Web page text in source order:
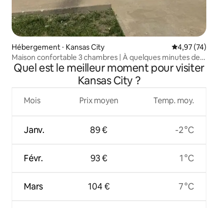
Hébergement ⋅ Kansas City Évaluation
4,97 (74)
Maison confortable 3 chambres | À quelques minutes de
Legends
Quel est le meilleur moment pour visiter
Kansas City ?
Mois
Janv.
Févr.
Mars
Prix moyen
89 €
93 €
104 €
Temp. moy.
-2 °C
1 °C
7 °C